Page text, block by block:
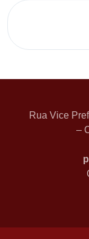
Rua Vice
–